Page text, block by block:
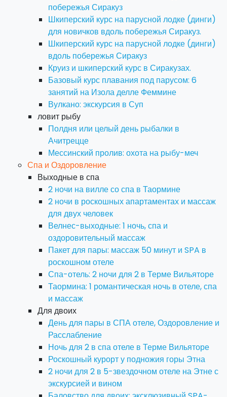
побережья Сиракуз
Шкиперский курс на парусной лодке (динги)
для новичков вдоль побережья Сиракуз.
Шкиперский курс на парусной лодке (динги)
вдоль побережья Сиракуз
Круиз и шкиперский курс в Сиракузах.
Базовый курс плавания под парусом: 6
занятий на Изола делле Феммине
Вулкано: экскурсия в Суп
ловит рыбу
Полдня или целый день рыбалки в
Ачитрецце
Мессинский пролив: охота на рыбу-меч
Спа и Оздоровление
Выходные в спа
2 ночи на вилле со спа в Таормине
2 ночи в роскошных апартаментах и массаж
для двух человек
Велнес-выходные: 1 ночь, спа и
оздоровительный массаж
Пакет для пары: массаж 50 минут и SPA в
роскошном отеле
Спа-отель: 2 ночи для 2 в Терме Вильяторе
Таормина: 1 романтическая ночь в отеле, спа
и массаж
Для двоих
День для пары в СПА отеле, Оздоровление и
Расслабление
Ночь для 2 в спа отеле в Терме Вильяторе
Роскошный курорт у подножия горы Этна
2 ночи для 2 в 5-звездочном отеле на Этне с
экскурсией и вином